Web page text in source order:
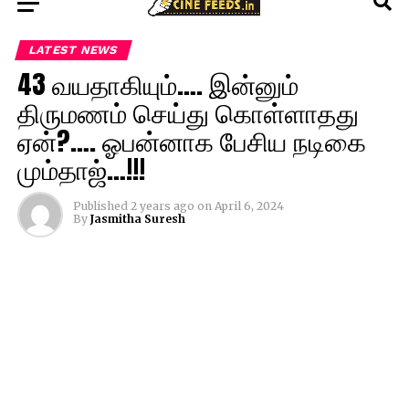
LATEST NEWS
43 வயதாகியும்…. இன்னும்
திருமணம் செய்து கொள்ளாதது
ஏன்?…. ஓபன்னாக பேசிய நடிகை
மும்தாஜ்…!!!
Published 2 years ago on April 6, 2024
By Jasmitha Suresh